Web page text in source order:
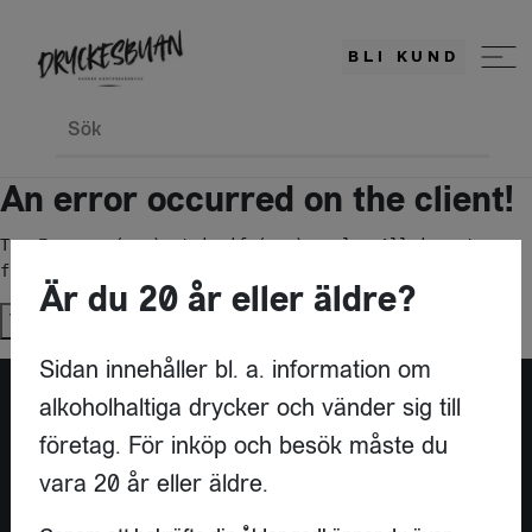
BLI KUND
Sök
An error occurred on the client!
TypeError: c(...).stringify(...).replaceAll is not a
function
Try againÄr du 20 år eller äldre?
Sidan innehåller bl. a. information om
alkoholhaltiga drycker och vänder sig till
företag. För inköp och besök måste du
vara 20 år eller äldre.